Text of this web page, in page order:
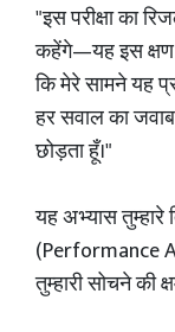
"इस परीक्षा का
कहेंगे—यह इस
कि मेरे सामने यह
हर सवाल का
छोड़ता हूँ।"
यह अभ्यास तुम्हारे
(Performance
तुम्हारी सोचने की